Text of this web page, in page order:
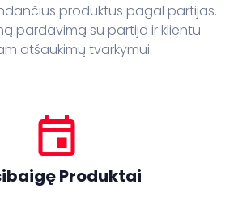
produktus pagal partijas.
pardavimą su partija ir klientu
atšaukimų tvarkymui.
event
Produktai